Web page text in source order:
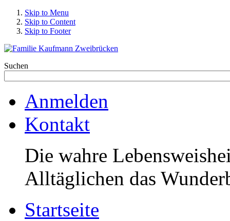
Skip to Menu
Skip to Content
Skip to Footer
Suchen
Anmelden
Kontakt
Die wahre
Alltäglichen das
Startseite